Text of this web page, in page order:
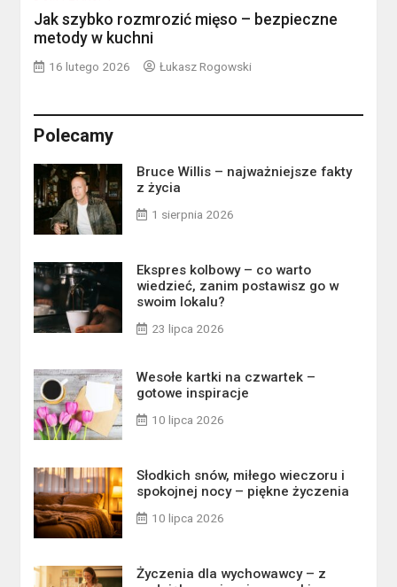
Jak szybko rozmrozić mięso – bezpieczne
metody w kuchni
16 lutego 2026 Łukasz Rogowski
Polecamy
Bruce Willis – najważniejsze fakty
z życia
1 sierpnia 2026
Ekspres kolbowy – co warto
wiedzieć, zanim postawisz go w
swoim lokalu?
23 lipca 2026
Wesołe kartki na czwartek –
gotowe inspiracje
10 lipca 2026
Słodkich snów, miłego wieczoru i
spokojnej nocy – piękne życzenia
10 lipca 2026
Życzenia dla wychowawcy – z